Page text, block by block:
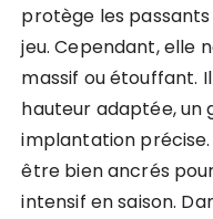
protège les
jeu. Cependant, elle
massif ou étouffant.
hauteur adaptée, un
implantation
être bien ancrés
intensif en saison.